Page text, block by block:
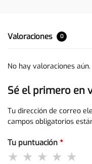
Valoraciones 0
No hay valoraciones aún.
Sé el primero en
Tu dirección de correo
campos obligatorios
Tu puntuación *